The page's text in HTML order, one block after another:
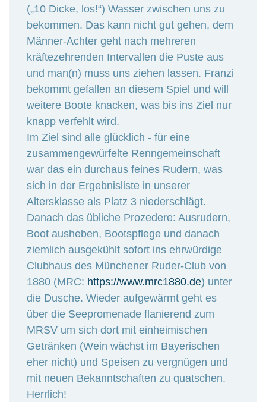
(„10 Dicke, los!“) Wasser zwischen uns zu
bekommen. Das kann nicht gut gehen, dem
Männer-Achter geht nach mehreren
kräftezehrenden Intervallen die Puste aus
und man(n) muss uns ziehen lassen. Franzi
bekommt gefallen an diesem Spiel und will
weitere Boote knacken, was bis ins Ziel nur
knapp verfehlt wird.
Im Ziel sind alle glücklich - für eine
zusammengewürfelte Renngemeinschaft
war das ein durchaus feines Rudern, was
sich in der Ergebnisliste in unserer
Altersklasse als Platz 3 niederschlägt.
Danach das übliche Prozedere: Ausrudern,
Boot ausheben, Bootspflege und danach
ziemlich ausgekühlt sofort ins ehrwürdige
Clubhaus des Münchener Ruder-Club von
1880 (MRC: https://www.mrc1880.de) unter
die Dusche. Wieder aufgewärmt geht es
über die Seepromenade flanierend zum
MRSV um sich dort mit einheimischen
Getränken (Wein wächst im Bayerischen
eher nicht) und Speisen zu vergnügen und
mit neuen Bekanntschaften zu quatschen.
Herrlich!